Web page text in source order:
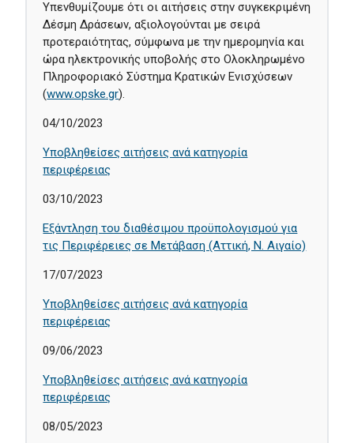
Υπενθυμίζουμε ότι οι αιτήσεις στην συγκεκριμένη
Δέσμη Δράσεων, αξιολογούνται με σειρά
προτεραιότητας, σύμφωνα με την ημερομηνία και
ώρα ηλεκτρονικής υποβολής στο Ολοκληρωμένο
Πληροφοριακό Σύστημα Κρατικών Ενισχύσεων
(www.opske.gr).
04/10/2023
Υποβληθείσες αιτήσεις ανά κατηγορία
περιφέρειας
03/10/2023
Εξάντληση του διαθέσιμου προϋπολογισμού για
τις Περιφέρειες σε Μετάβαση (Αττική, Ν. Αιγαίο)
17/07/2023
Υποβληθείσες αιτήσεις ανά κατηγορία
περιφέρειας
09/06/2023
Υποβληθείσες αιτήσεις ανά κατηγορία
περιφέρειας
08/05/2023